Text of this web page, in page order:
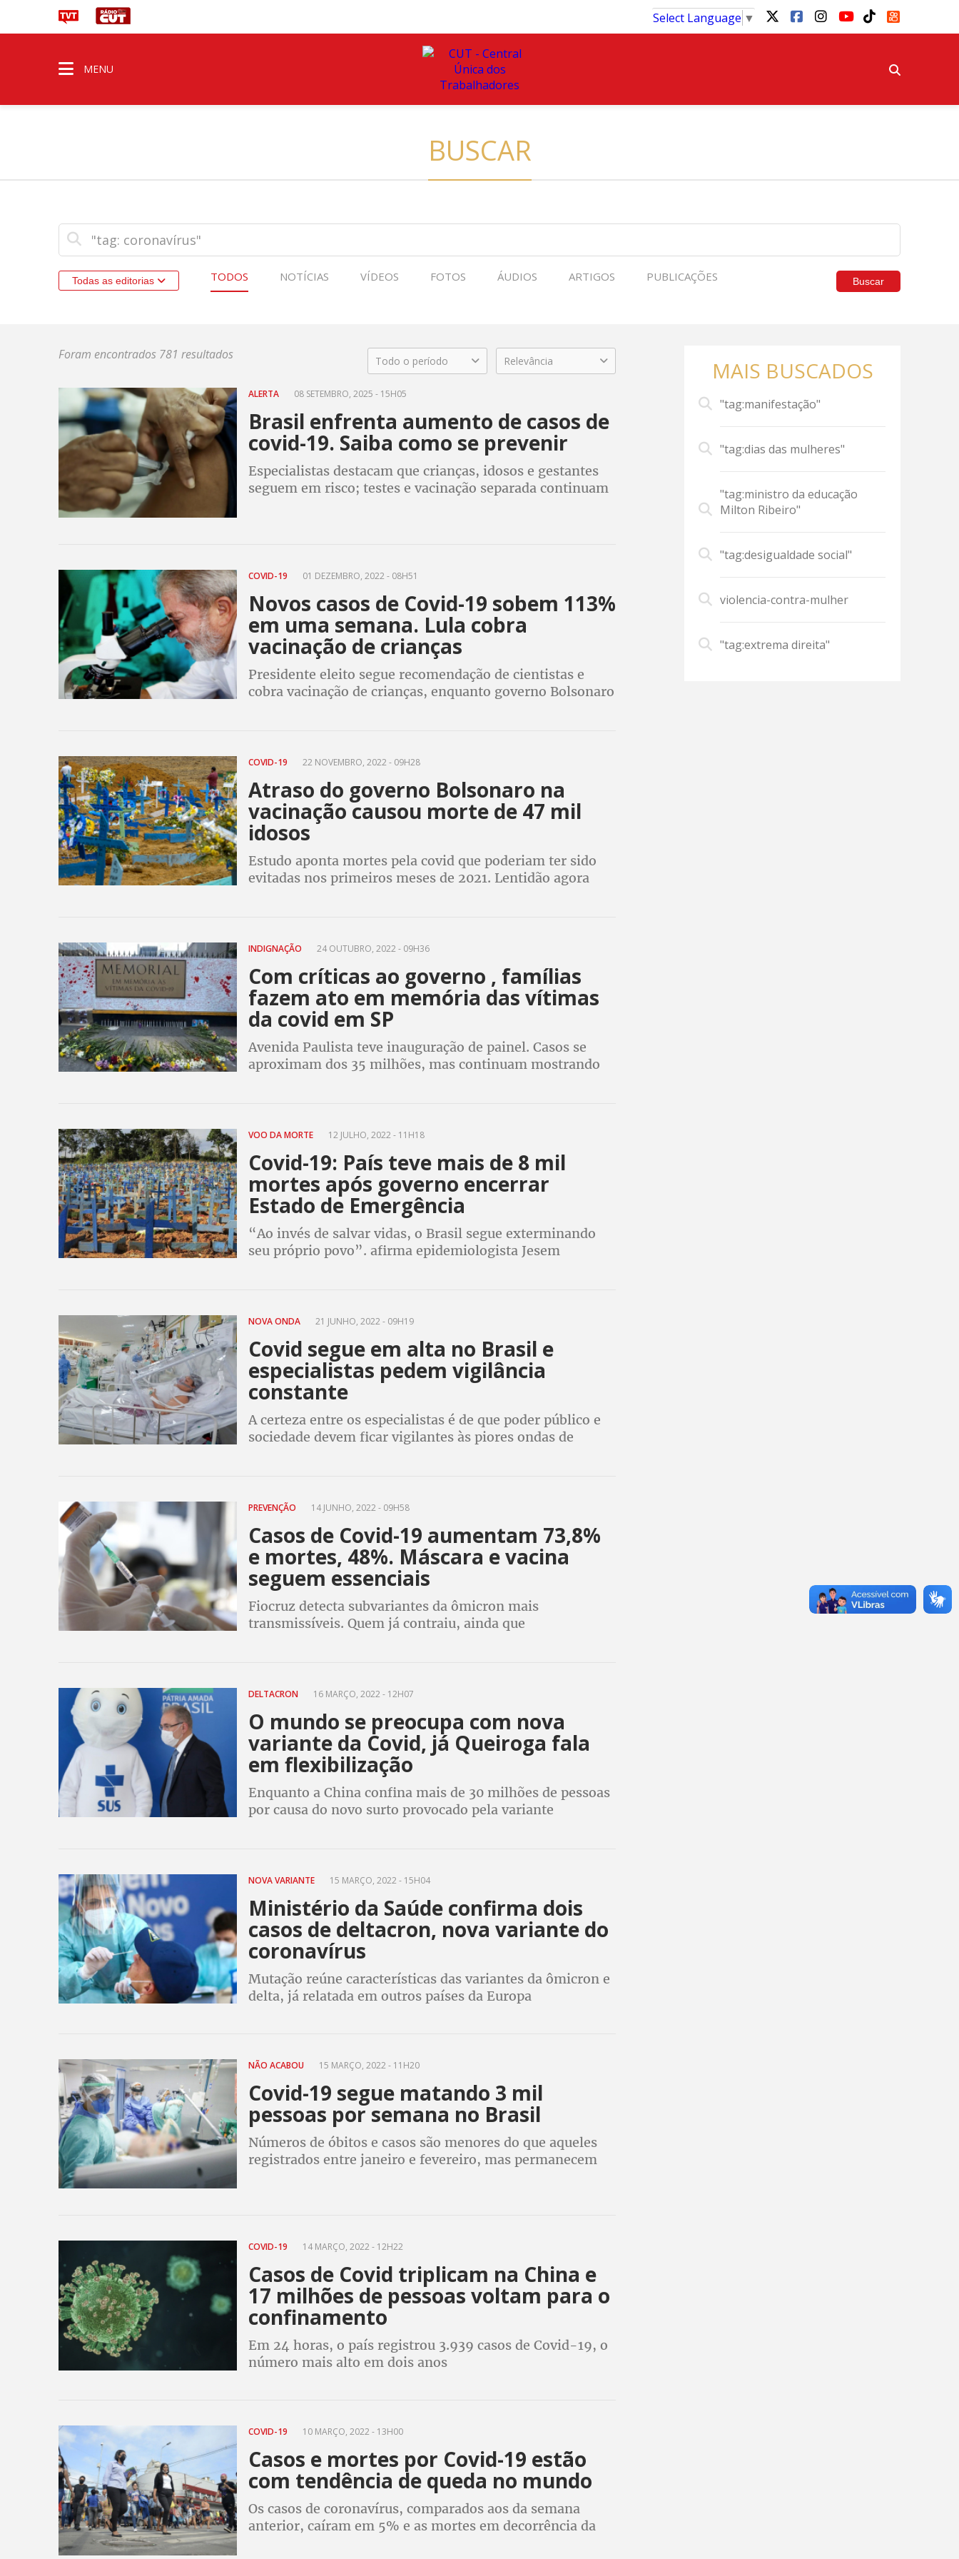
Select Language ▼
MENU
BUSCAR
Todas as editorias TODOS NOTÍCIAS VÍDEOS FOTOS ÁUDIOS ARTIGOS PUBLICAÇÕES Buscar
Foram encontrados 781 resultados Todo o período Relevância
ALERTA 08 SETEMBRO, 2025 - 15H05
Brasil enfrenta aumento de casos de
covid-19. Saiba como se prevenir
Especialistas destacam que crianças, idosos e gestantes
seguem em risco; testes e vacinação separada continuam
COVID-19 01 DEZEMBRO, 2022 - 08H51
Novos casos de Covid-19 sobem 113%
em uma semana. Lula cobra
vacinação de crianças
Presidente eleito segue recomendação de cientistas e
cobra vacinação de crianças, enquanto governo Bolsonaro
COVID-19 22 NOVEMBRO, 2022 - 09H28
Atraso do governo Bolsonaro na
vacinação causou morte de 47 mil
idosos
Estudo aponta mortes pela covid que poderiam ter sido
evitadas nos primeiros meses de 2021. Lentidão agora
INDIGNAÇÃO 24 OUTUBRO, 2022 - 09H36
Com críticas ao governo , famílias
fazem ato em memória das vítimas
da covid em SP
Avenida Paulista teve inauguração de painel. Casos se
aproximam dos 35 milhões, mas continuam mostrando
VOO DA MORTE 12 JULHO, 2022 - 11H18
Covid-19: País teve mais de 8 mil
mortes após governo encerrar
Estado de Emergência
“Ao invés de salvar vidas, o Brasil segue exterminando
seu próprio povo”. afirma epidemiologista Jesem
NOVA ONDA 21 JUNHO, 2022 - 09H19
Covid segue em alta no Brasil e
especialistas pedem vigilância
constante
A certeza entre os especialistas é de que poder público e
sociedade devem ficar vigilantes às piores ondas de
PREVENÇÃO 14 JUNHO, 2022 - 09H58
Casos de Covid-19 aumentam 73,8%
e mortes, 48%. Máscara e vacina
seguem essenciais
Fiocruz detecta subvariantes da ômicron mais
transmissíveis. Quem já contraiu, ainda que
DELTACRON 16 MARÇO, 2022 - 12H07
O mundo se preocupa com nova
variante da Covid, já Queiroga fala
em flexibilização
Enquanto a China confina mais de 30 milhões de pessoas
por causa do novo surto provocado pela variante
NOVA VARIANTE 15 MARÇO, 2022 - 15H04
Ministério da Saúde confirma dois
casos de deltacron, nova variante do
coronavírus
Mutação reúne características das variantes da ômicron e
delta, já relatada em outros países da Europa
NÃO ACABOU 15 MARÇO, 2022 - 11H20
Covid-19 segue matando 3 mil
pessoas por semana no Brasil
Números de óbitos e casos são menores do que aqueles
registrados entre janeiro e fevereiro, mas permanecem
COVID-19 14 MARÇO, 2022 - 12H22
Casos de Covid triplicam na China e
17 milhões de pessoas voltam para o
confinamento
Em 24 horas, o país registrou 3.939 casos de Covid-19, o
número mais alto em dois anos
COVID-19 10 MARÇO, 2022 - 13H00
Casos e mortes por Covid-19 estão
com tendência de queda no mundo
Os casos de coronavírus, comparados aos da semana
anterior, caíram em 5% e as mortes em decorrência da
MAIS BUSCADOS
"tag:manifestação"
"tag:dias das mulheres"
"tag:ministro da educação
Milton Ribeiro"
"tag:desigualdade social"
violencia-contra-mulher
"tag:extrema direita"